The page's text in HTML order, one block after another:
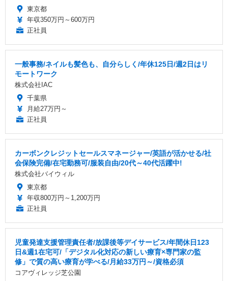
東京都
年収350万円～600万円
正社員
一般事務/ネイルも髪色も、自分らしく/年休125日/週2日はリ
モートワーク
株式会社IAC
千葉県
月給27万円～
正社員
カーボンクレジットセールスマネージャー/英語が活かせる/社
会保険完備/在宅勤務可/服装自由/20代～40代活躍中!
株式会社バイウィル
東京都
年収800万円～1,200万円
正社員
児童発達支援管理責任者/放課後等デイサービス/年間休日123
日&週1在宅可/「デジタル化対応の新しい療育×専門家の監
修」で質の高い療育が学べる/月給33万円～/資格必須
コアヴィレッジ芝公園